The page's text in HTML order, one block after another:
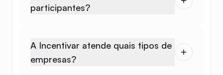
participantes?
A Incentivar atende quais tipos de
empresas?